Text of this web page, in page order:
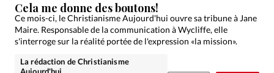
Cela me donne des boutons!
Ce mois-ci, le Christianisme Aujourd'hui ouvre sa tribune à Jane
Maire. Responsable de la communication à Wycliffe, elle
s'interroge sur la réalité portée de l'expression «la mission».
La rédaction de Christianisme